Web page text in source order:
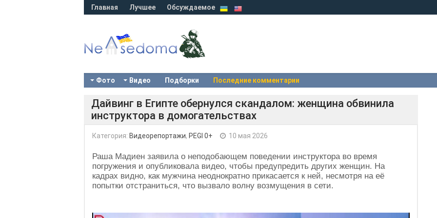
Главная Лучшее Обсуждаемое
Фото Видео Подборки Последние комментарии
Дайвинг в Египте обернулся скандалом: женщина обвинила
инструктора в домогательствах
Категория: Видеорепортажи, PEGI 0+ 10 мая 2026
Раша Мадиен заявила о неподобающем поведении инструктора во время
погружения и опубликовала видео, чтобы предупредить других женщин. На
кадрах видно, как мужчина неоднократно прикасается к ней, несмотря на её
попытки отстраниться, что вызвало волну возмущения в сети.